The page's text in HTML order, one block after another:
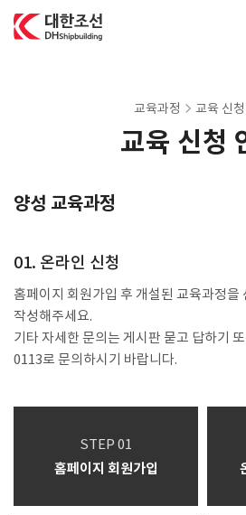
교육과정 교육 신
교육 신청
양성 교육과정
01. 온라인 신청
홈페이지 회원가입 후 개설된 교육과정을
작성해주세요.
기타 자세한 문의는 게시판 묻고 답하기
0113로 문의하시기 바랍니다.
STEP 01
홈페이지 회원가입